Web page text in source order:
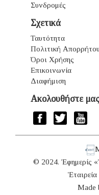
Συνδρομές
Σχετικά
Ταυτότητα
Πολιτική Απορρήτου
Όροι Χρήσης
Επικοινωνία
Διαφήμιση
Ακολουθήστε μας
© 2024. Ἐφημερίς
Ἑταιρεία
Made